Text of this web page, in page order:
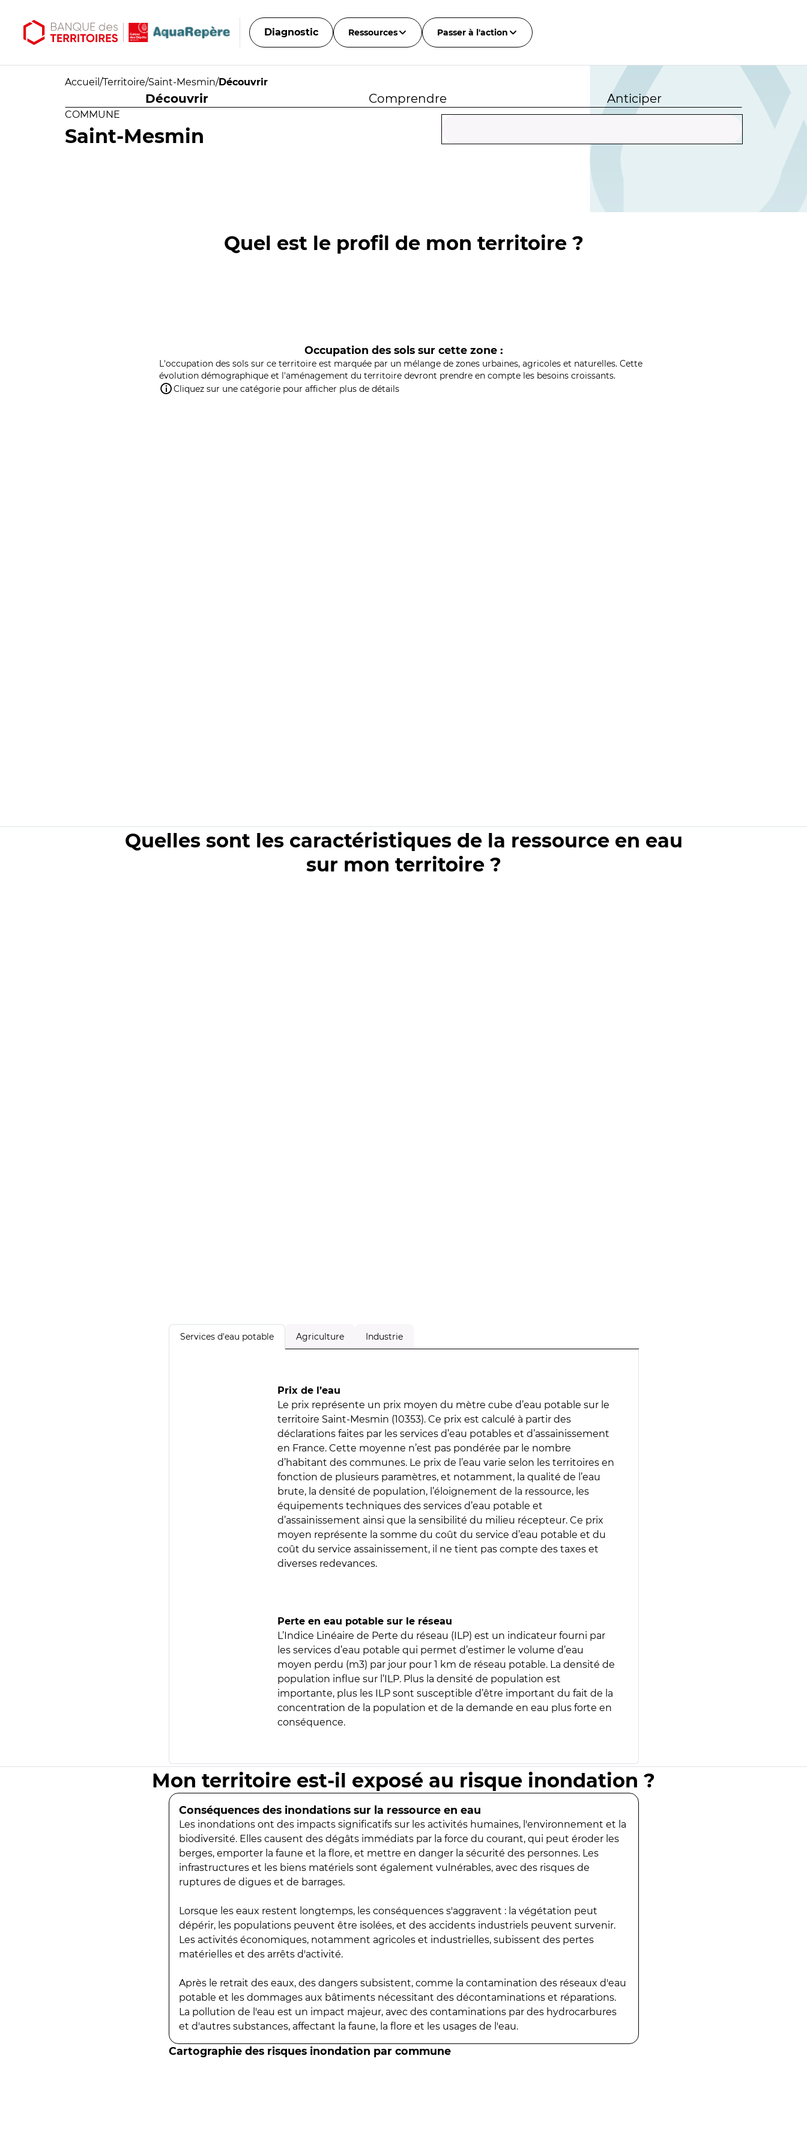
Diagnostic Ressources Passer à l'action
Accueil /Territoire/Saint-Mesmin/Découvrir
Découvrir Comprendre Anticiper
COMMUNE
Saint-Mesmin
Quel est le profil de mon territoire ?
Occupation des sols sur cette zone :
L'occupation des sols sur ce territoire est marquée par un mélange de zones urbaines, agricoles et naturelles. Cette
évolution démographique et l'aménagement du territoire devront prendre en compte les besoins croissants.
Cliquez sur une catégorie pour afficher plus de détails
Quelles sont les caractéristiques de la ressource en eau
sur mon territoire ?
Services d'eau potable Agriculture Industrie
Prix de l’eau
Le prix représente un prix moyen du mètre cube d’eau potable sur le
territoire Saint-Mesmin (10353). Ce prix est calculé à partir des
déclarations faites par les services d’eau potables et d’assainissement
en France. Cette moyenne n’est pas pondérée par le nombre
d’habitant des communes. Le prix de l’eau varie selon les territoires en
fonction de plusieurs paramètres, et notamment, la qualité de l’eau
brute, la densité de population, l’éloignement de la ressource, les
équipements techniques des services d’eau potable et
d’assainissement ainsi que la sensibilité du milieu récepteur. Ce prix
moyen représente la somme du coût du service d’eau potable et du
coût du service assainissement, il ne tient pas compte des taxes et
diverses redevances.
Perte en eau potable sur le réseau
L’Indice Linéaire de Perte du réseau (ILP) est un indicateur fourni par
les services d’eau potable qui permet d’estimer le volume d’eau
moyen perdu (m3) par jour pour 1 km de réseau potable. La densité de
population influe sur l’ILP. Plus la densité de population est
importante, plus les ILP sont susceptible d’être important du fait de la
concentration de la population et de la demande en eau plus forte en
conséquence.
Mon territoire est-il exposé au risque inondation ?
Conséquences des inondations sur la ressource en eau
Les inondations ont des impacts significatifs sur les activités humaines, l'environnement et la
biodiversité. Elles causent des dégâts immédiats par la force du courant, qui peut éroder les
berges, emporter la faune et la flore, et mettre en danger la sécurité des personnes. Les
infrastructures et les biens matériels sont également vulnérables, avec des risques de
ruptures de digues et de barrages.
Lorsque les eaux restent longtemps, les conséquences s'aggravent : la végétation peut
dépérir, les populations peuvent être isolées, et des accidents industriels peuvent survenir.
Les activités économiques, notamment agricoles et industrielles, subissent des pertes
matérielles et des arrêts d'activité.
Après le retrait des eaux, des dangers subsistent, comme la contamination des réseaux d'eau
potable et les dommages aux bâtiments nécessitant des décontaminations et réparations.
La pollution de l'eau est un impact majeur, avec des contaminations par des hydrocarbures
et d'autres substances, affectant la faune, la flore et les usages de l'eau.
Cartographie des risques inondation par commune